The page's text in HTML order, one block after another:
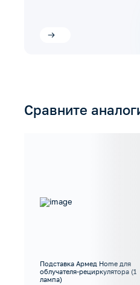
Сравните
Подставка Армед Home для
облучателя-рециркулятора (1
лампа)